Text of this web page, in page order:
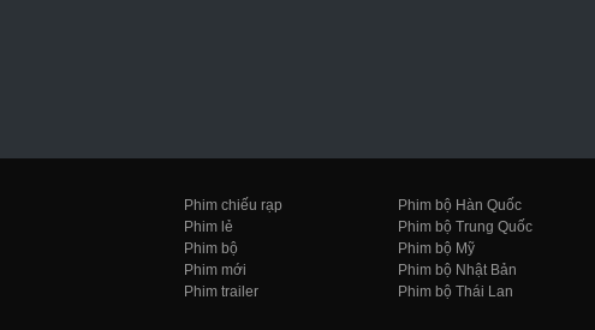
Phim chiếu rạp
Phim lẻ
Phim bộ
Phim mới
Phim trailer
Phim bộ Hàn Quốc
Phim bộ Trung Quốc
Phim bộ Mỹ
Phim bộ Nhật Bản
Phim bộ Thái Lan